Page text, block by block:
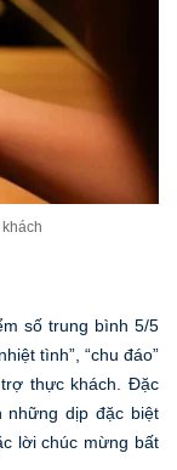
số trung bình 5/5
tình”, “chu đáo”
thực khách. Đặc
những dịp đặc biệt
lời chúc mừng bất